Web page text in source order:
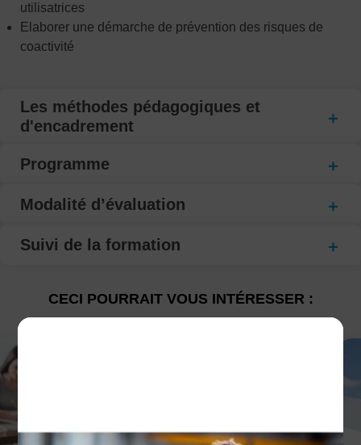
utilisatrices
Elaborer une démarche de prévention des risques de
coactivité
Les méthodes pédagogiques et
d'encadrement
Programme
Modalité d’évaluation
Suivi de la formation
CECI POURRAIT VOUS INTÉRESSER :